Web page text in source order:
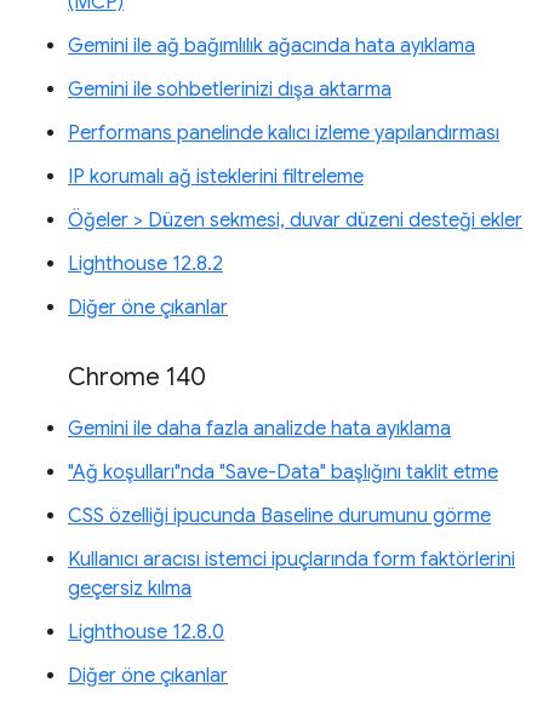
Gemini ile ağ bağımlılık ağacında hata ayıklama
Gemini ile sohbetlerinizi dışa aktarma
Performans panelinde kalıcı izleme yapılandırması
IP korumalı ağ isteklerini filtreleme
Öğeler > Düzen sekmesi, duvar düzeni desteği ekler
Lighthouse 12.8.2
Diğer öne çıkanlar
Chrome 140
Gemini ile daha fazla analizde hata ayıklama
"Ağ koşulları"nda "Save-Data" başlığını taklit etme
CSS özelliği ipucunda Baseline durumunu görme
Kullanıcı aracısı istemci ipuçlarında form faktörlerini
geçersiz kılma
Lighthouse 12.8.0
Diğer öne çıkanlar